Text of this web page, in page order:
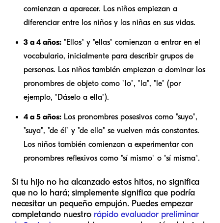
comienzan a aparecer. Los niños empiezan a
diferenciar entre los niños y las niñas en sus vidas.
3 a 4 años: "Ellos" y "ellas" comienzan a entrar en el
vocabulario, inicialmente para describir grupos de
personas. Los niños también empiezan a dominar los
pronombres de objeto como "lo", "la", "le" (por
ejemplo, "Dáselo a ella").
4 a 5 años: Los pronombres posesivos como "suyo",
"suya", "de él" y "de ella" se vuelven más constantes.
Los niños también comienzan a experimentar con
pronombres reflexivos como "sí mismo" o "sí misma".
Si tu hijo no ha alcanzado estos hitos, no significa
que no lo hará; simplemente significa que podría
necesitar un pequeño empujón. Puedes empezar
completando nuestro rápido evaluador preliminar